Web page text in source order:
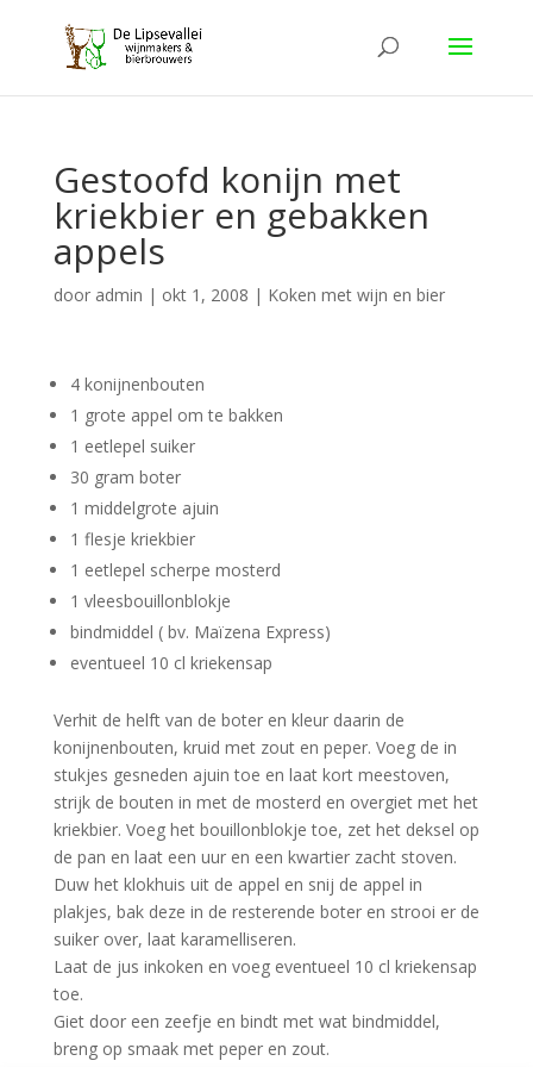
Gestoofd konijn met
kriekbier en gebakken
appels
door admin | okt 1, 2008 | Koken met wijn en bier
4 konijnenbouten
1 grote appel om te bakken
1 eetlepel suiker
30 gram boter
1 middelgrote ajuin
1 flesje kriekbier
1 eetlepel scherpe mosterd
1 vleesbouillonblokje
bindmiddel ( bv. Maïzena Express)
eventueel 10 cl kriekensap
Verhit de helft van de boter en kleur daarin de
konijnenbouten, kruid met zout en peper. Voeg de in
stukjes gesneden ajuin toe en laat kort meestoven,
strijk de bouten in met de mosterd en overgiet met het
kriekbier. Voeg het bouillonblokje toe, zet het deksel op
de pan en laat een uur en een kwartier zacht stoven.
Duw het klokhuis uit de appel en snij de appel in
plakjes, bak deze in de resterende boter en strooi er de
suiker over, laat karamelliseren.
Laat de jus inkoken en voeg eventueel 10 cl kriekensap
toe.
Giet door een zeefje en bindt met wat bindmiddel,
breng op smaak met peper en zout.